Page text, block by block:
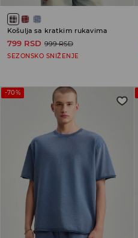
Košulja sa kratkim rukavima
799 RSD 999 RSD
SEZONSKO SNIŽENJE
-70%